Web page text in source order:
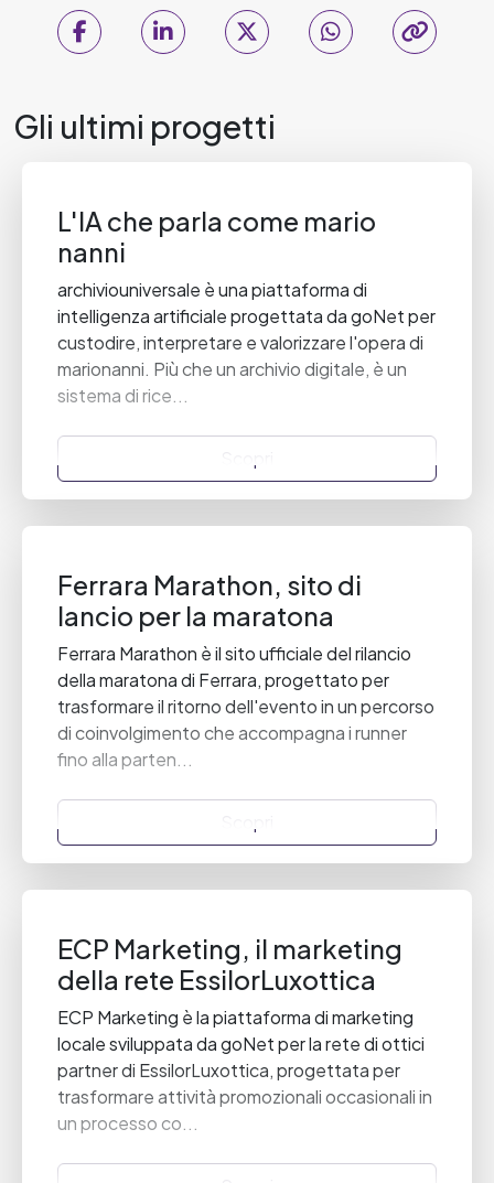
Gli ultimi progetti
L'IA che parla come mario
nanni
archiviouniversale è una piattaforma di
intelligenza artificiale progettata da goNet per
custodire, interpretare e valorizzare l'opera di
marionanni. Più che un archivio digitale, è un
sistema di rice...
Ferrara Marathon, sito di
lancio per la maratona
Ferrara Marathon è il sito ufficiale del rilancio
della maratona di Ferrara, progettato per
trasformare il ritorno dell'evento in un percorso
di coinvolgimento che accompagna i runner
fino alla parten...
ECP Marketing, il marketing
della rete EssilorLuxottica
ECP Marketing è la piattaforma di marketing
locale sviluppata da goNet per la rete di ottici
partner di EssilorLuxottica, progettata per
trasformare attività promozionali occasionali in
un processo co...